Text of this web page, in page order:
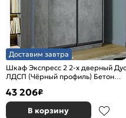
Доставим завтра
Шкаф Экспресс 2 2-х дверный
ЛДСП (Чёрный профиль) Бетон
43 206₽
В корзину